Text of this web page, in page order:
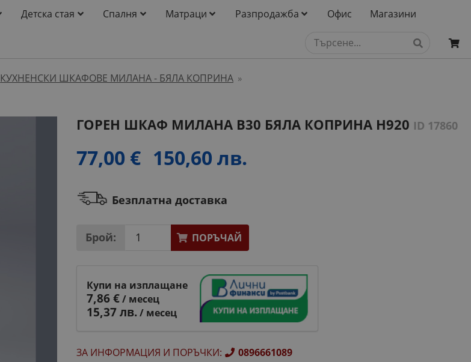
Детска стая Спалня Матраци Разпродажба Офис Магазини
КУХНЕНСКИ ШКАФОВЕ МИЛАНА - БЯЛА КОПРИНА »
ГОРЕН ШКАФ МИЛАНА B30 БЯЛА КОПРИНА H920 ID 17860
77,00 € 150,60 лв.
Безплатна доставка
Брой: ПОРЪЧАЙ
Купи на изплащане
7,86 €/ месец
15,37 лв./ месец
ЗА ИНФОРМАЦИЯ И ПОРЪЧКИ: 0896661089